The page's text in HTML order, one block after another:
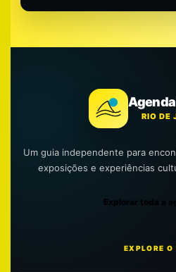
RIO DE
Um guia independente para
exposições e experiências
Explorar toda a
EXPLORE O